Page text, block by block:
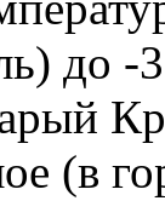
до
(в